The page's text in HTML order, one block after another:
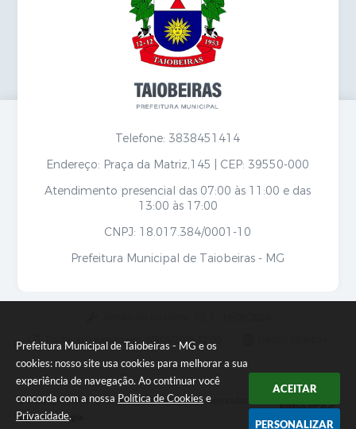
Prefeitura Municipal de Taiobeiras - MG e os
cookies: nosso site usa cookies para melhorar a sua
experiência de navegação. Ao continuar você
concorda com a nossa Política de Cookies e
Privacidade.
ACEITAR
PERSONALIZAR
Telefone: 3838451414
Endereço: Praça da Matriz,145 | CEP: 39550-000
Atendimento presencial das 07:00 às 11:00 e das
13:00 às 17:00
CNPJ: 18.017.384/0001-10
Prefeitura Municipal de Taiobeiras - MG
Portal atualizado em:
07/08/2026 12:00
Copyright Instar - 2006-2026. Todos os direitos reservados -
Instar Tecnologia